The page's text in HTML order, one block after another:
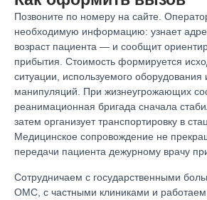
Позвоните по номеру на сайте.
необходимую информацию: узнает
возраст пациента — и сообщит
прибытия. Стоимость формируется
ситуации, используемого
манипуляций. При жизнеугрожающих
реанимационная бригада сначала
затем организует транспортировку в
Медицинское сопровождение не
передачи пациента дежурному врачу
Сотрудничаем с государственными
ОМС, с частными клиниками и